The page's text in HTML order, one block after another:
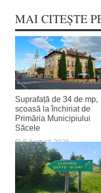
MAI CITEȘTE
Suprafață de 34 de mp,
scoasă la închiriat de
Primăria Municipiului
Săcele
8 August 2026